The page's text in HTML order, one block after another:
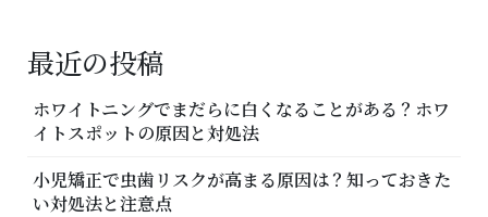
最近の投稿
ホワイトニングでまだらに白くなることがある？ホワ
イトスポットの原因と対処法
小児矯正で虫歯リスクが高まる原因は？知っておきた
い対処法と注意点